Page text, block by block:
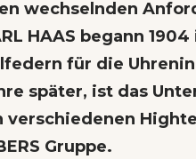
wechselnden
HAAS begann
für die
später, ist das
Gruppe.